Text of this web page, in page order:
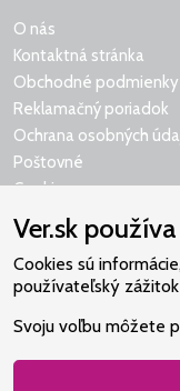
O nás
Kontaktná stránka
Obchodné podmienky
Reklamačný poriadok
Ochrana osobných
Poštovné
Cookies
Naše srdce je v
Podporujeme aktivity
ktoré pomáha nájsť
Ver.sk
Cookies sú
používateľský zážitok
Svoju voľbu môžete